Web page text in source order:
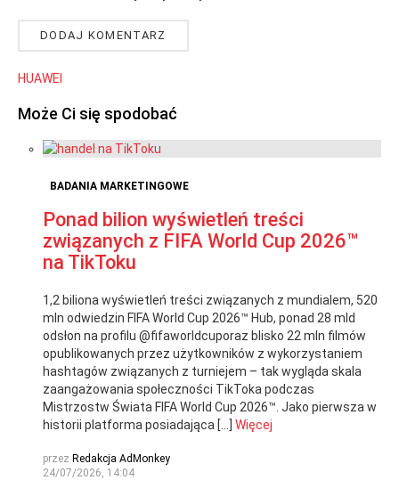
HUAWEI
Może Ci się spodobać
BADANIA MARKETINGOWE
Ponad bilion wyświetleń treści
związanych z FIFA World Cup 2026™
na TikToku
1,2 biliona wyświetleń treści związanych z mundialem, 520
mln odwiedzin FIFA World Cup 2026™ Hub, ponad 28 mld
odsłon na profilu @fifaworldcuporaz blisko 22 mln filmów
opublikowanych przez użytkowników z wykorzystaniem
hashtagów związanych z turniejem – tak wygląda skala
zaangażowania społeczności TikToka podczas
Mistrzostw Świata FIFA World Cup 2026™. Jako pierwsza w
historii platforma posiadająca […] Więcej
przez Redakcja AdMonkey
24/07/2026, 14:04